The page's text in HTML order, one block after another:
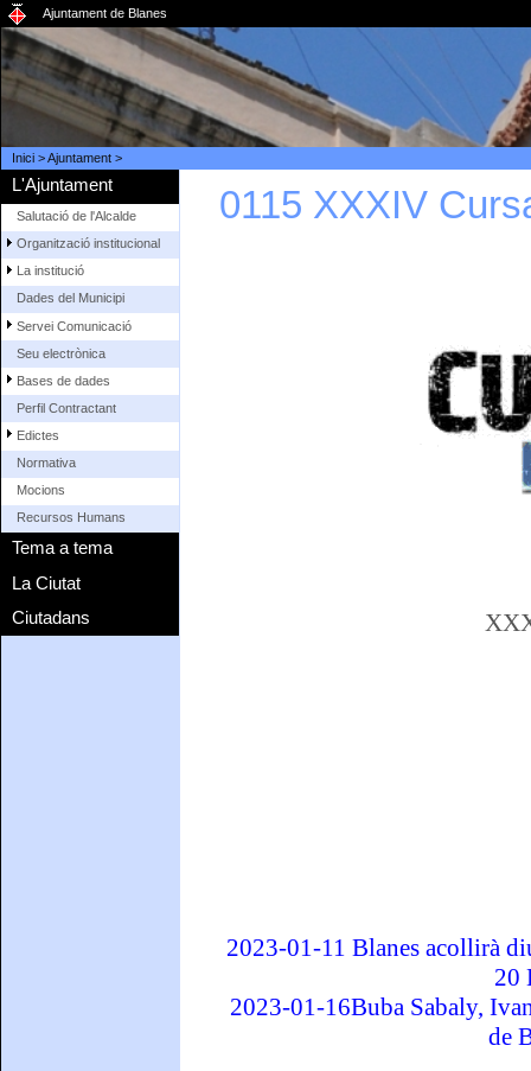
Ajuntament de Blanes
Inici>Ajuntament>
L'Ajuntament
Salutació de l'Alcalde
Organització institucional
La institució
Dades del Municipi
Servei Comunicació
Seu electrònica
Bases de dades
Perfil Contractant
Edictes
Normativa
Mocions
Recursos Humans
Tema a tema
La Ciutat
Ciutadans
0115 XXXIV
2023-01-11 Blanes acollirà
20
2023-01-16Buba Sabaly,
de